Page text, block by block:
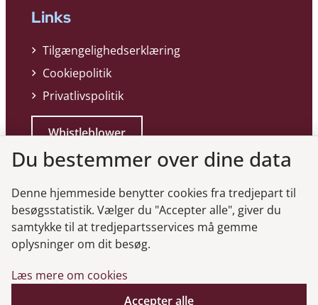
Links
Tilgængelighedserklæring
Cookiepolitik
Privatlivspolitik
Whistleblower
Genveje
Gå til virksomhedsregisteret
Gå til selskabsmeddelelser
Du bestemmer over dine data
Denne hjemmeside benytter cookies fra tredjepart til
besøgsstatistik. Vælger du "Accepter alle", giver du
samtykke til at tredjepartsservices må gemme
oplysninger om dit besøg.
Læs mere om cookies
Accepter alle